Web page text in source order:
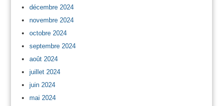
décembre 2024
novembre 2024
octobre 2024
septembre 2024
août 2024
juillet 2024
juin 2024
mai 2024